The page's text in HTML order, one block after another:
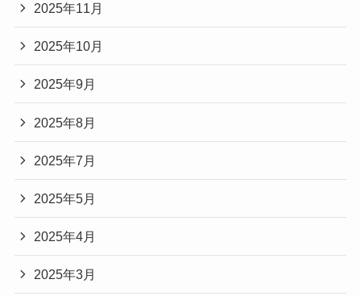
2025年11月
2025年10月
2025年9月
2025年8月
2025年7月
2025年5月
2025年4月
2025年3月